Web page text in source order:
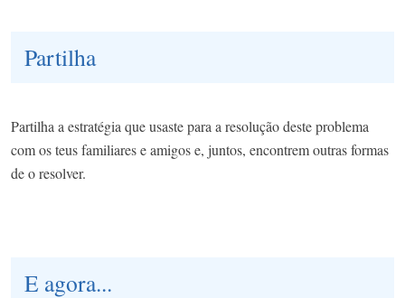
Partilha
Partilha a estratégia que usaste para a resolução deste problema
com os teus familiares e amigos e, juntos, encontrem outras formas
de o resolver.
E agora...